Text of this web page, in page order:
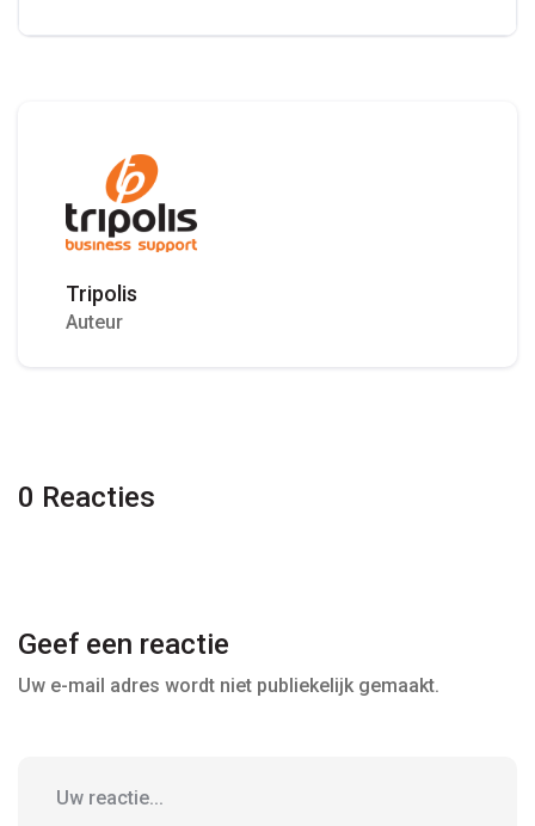
Tripolis
Auteur
0 Reacties
Geef een reactie
Uw e-mail adres wordt niet publiekelijk gemaakt.